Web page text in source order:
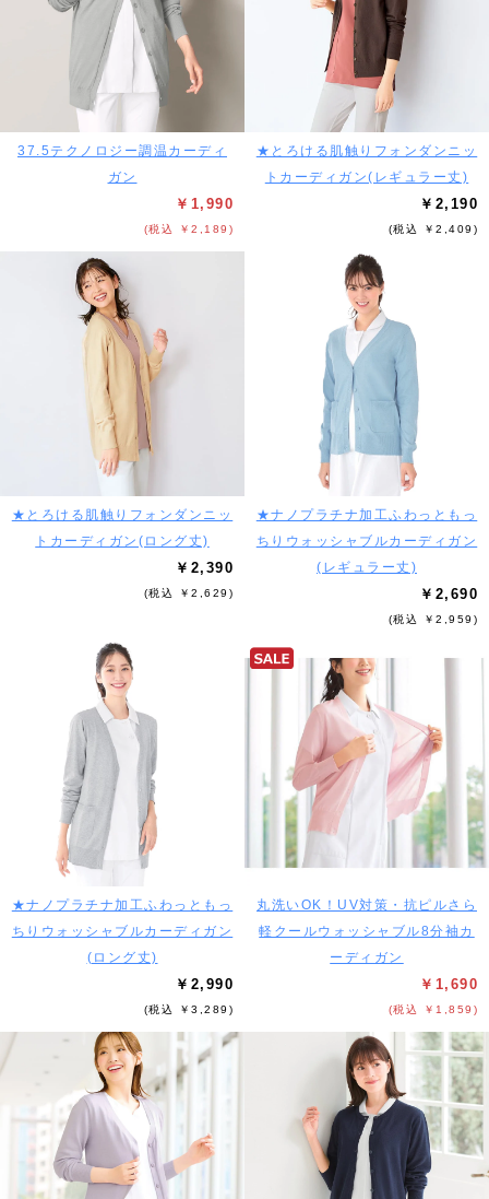
37.5テクノロジー調温カーディ
ガン
￥1,990
(税込 ￥2,189)
★とろける肌触りフォンダンニッ
トカーディガン(レギュラー丈)
￥2,190
(税込 ￥2,409)
★とろける肌触りフォンダンニッ
トカーディガン(ロング丈)
￥2,390
(税込 ￥2,629)
★ナノプラチナ加工ふわっともっ
ちりウォッシャブルカーディガン
(レギュラー丈)
￥2,690
(税込 ￥2,959)
★ナノプラチナ加工ふわっともっ
ちりウォッシャブルカーディガン
(ロング丈)
￥2,990
(税込 ￥3,289)
丸洗いOK！UV対策・抗ピルさら
軽クールウォッシャブル8分袖カ
ーディガン
￥1,690
(税込 ￥1,859)